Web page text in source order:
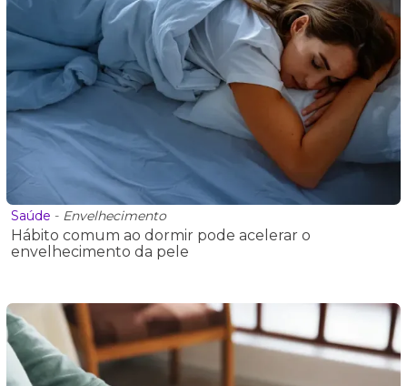
Saúde - Envelhecimento
Hábito comum ao dormir pode acelerar o
envelhecimento da pele